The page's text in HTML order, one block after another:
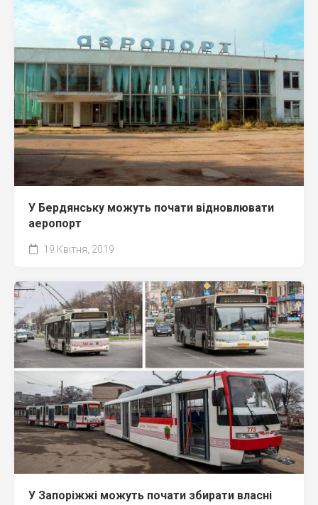
У Бердянську можуть почати відновлювати
аеропорт
19 Квітня, 2019
У Запоріжжі можуть почати збирати власні